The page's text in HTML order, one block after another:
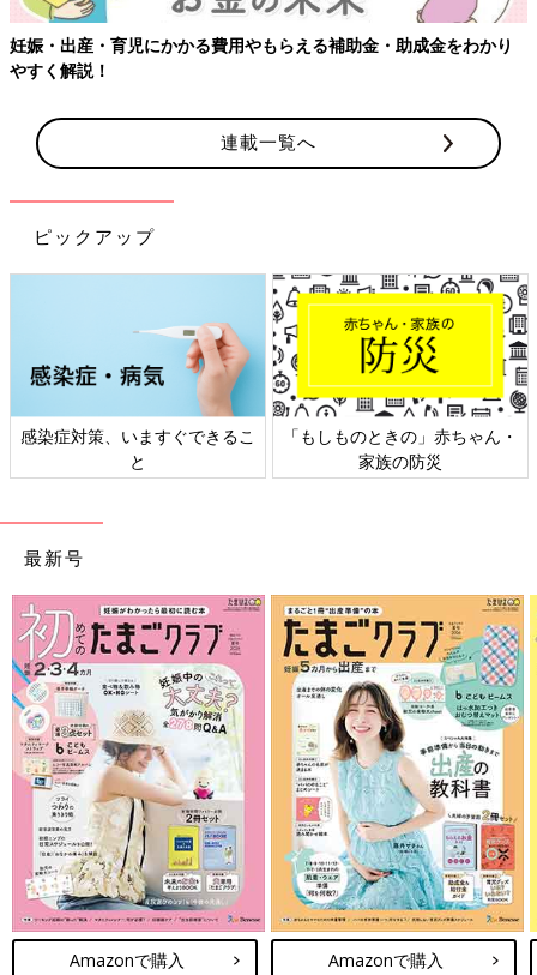
妊娠・出産・育児にかかる費用やもらえる補助金・助成金をわかり
やすく解説！
連載一覧へ
ピックアップ
感染症対策、いますぐできるこ
と
「もしものときの」赤ちゃん・
家族の防災
最新号
Amazonで購入 Amazonで購入